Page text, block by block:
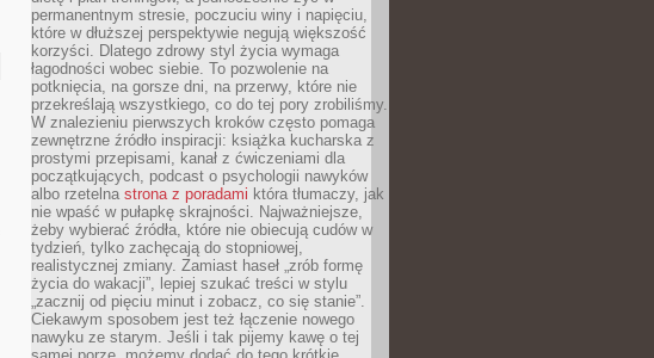
permanentnym stresie, poczuciu winy i napięciu,
które w dłuższej perspektywie negują większość
korzyści. Dlatego zdrowy styl życia wymaga
łagodności wobec siebie. To pozwolenie na
potknięcia, na gorsze dni, na przerwy, które nie
przekreślają wszystkiego, co do tej pory zrobiliśmy.
W znalezieniu pierwszych kroków często pomaga
zewnętrzne źródło inspiracji: książka kucharska z
prostymi przepisami, kanał z ćwiczeniami dla
początkujących, podcast o psychologii nawyków
albo rzetelna strona z poradami która tłumaczy, jak
nie wpaść w pułapkę skrajności. Najważniejsze,
żeby wybierać źródła, które nie obiecują cudów w
tydzień, tylko zachęcają do stopniowej,
realistycznej zmiany. Zamiast haseł „zrób formę
życia do wakacji”, lepiej szukać treści w stylu
„zacznij od pięciu minut i zobacz, co się stanie”.
Ciekawym sposobem jest też łączenie nowego
nawyku ze starym. Jeśli i tak pijemy kawę o tej